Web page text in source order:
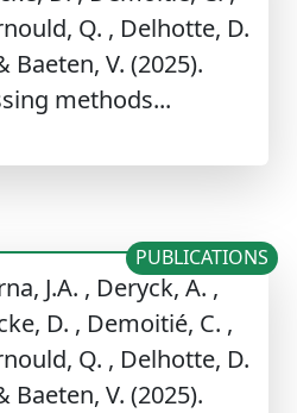
Q. , Delhotte, D.
Baeten, V. (2025).
methods...
J.A. , Deryck, A. ,
D. , Demoitié, C. ,
Q. , Delhotte, D.
Baeten, V. (2025).
PUBLICATIONS